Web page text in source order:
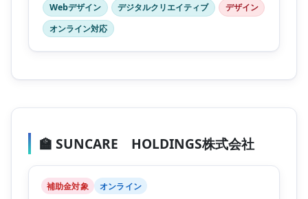
Webデザイン デジタルクリエイティブ
デザイン
オンライン対応
🏫 SUNCARE HOLDINGS株式会社
補助金対象 オンライン